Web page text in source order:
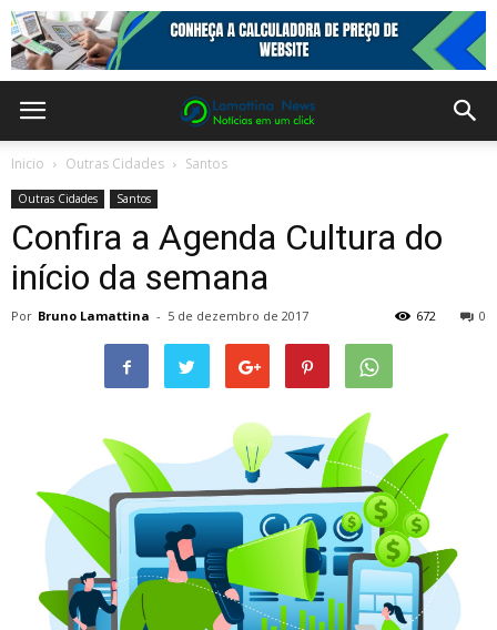
Inicio Outras Cidades Santos
Outras Cidades Santos
Confira a Agenda Cultura do
início da semana
Por Bruno Lamattina - 5 de dezembro de 2017 0
672